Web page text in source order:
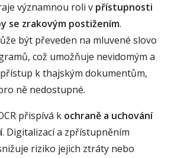
významnou roli v přístupnosti
se zrakovým postižením.
být převeden na mluvené slovo
což umožňuje nevidomým a
k thajským dokumentům,
ně nedostupné.
přispívá k ochraně a uchování
. Digitalizací a zpřístupněním
riziko jejich ztráty nebo